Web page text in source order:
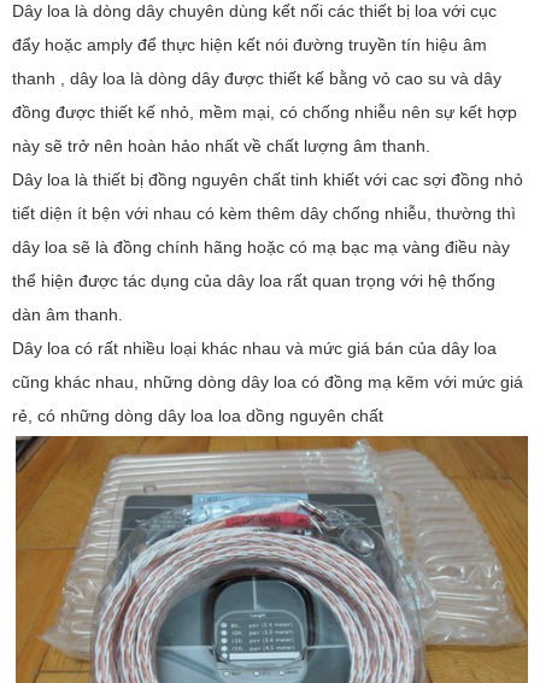
Dây loa là dòng dây chuyên dùng kết nối các thiết bị loa với cục
đẩy hoặc amply để thực hiện kết nói đường truyền tín hiệu âm
thanh , dây loa là dòng dây được thiết kế bằng vỏ cao su và dây
đồng được thiết kế nhỏ, mềm mại, có chống nhiễu nên sự kết hợp
này sẽ trở nên hoàn hảo nhất về chất lượng âm thanh.
Dây loa là thiết bị đồng nguyên chất tinh khiết với cac sợi đồng nhỏ
tiết diện ít bện với nhau có kèm thêm dây chống nhiễu, thường thì
dây loa sẽ là đồng chính hãng hoặc có mạ bạc mạ vàng điều này
thể hiện được tác dụng của dây loa rất quan trọng với hệ thống
dàn âm thanh.
Dây loa có rất nhiều loại khác nhau và mức giá bán của dây loa
cũng khác nhau, những dòng dây loa có đồng mạ kẽm với mức giá
rẻ, có những dòng dây loa loa dồng nguyên chất